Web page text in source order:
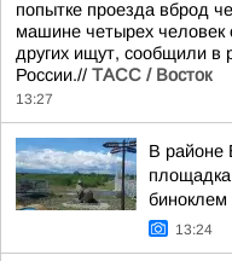
попытке проезда вброд
машине четырех человек
других ищут, сообщили
России.// ТАСС / Восток
13:27
В районе
биноклем
13:24